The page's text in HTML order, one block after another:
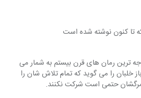
توجه ترین رمان های قرن بیستم به شمار می
خلبان را می گوید که تمام تلاش شان را
حتمی است شرکت نکنند.